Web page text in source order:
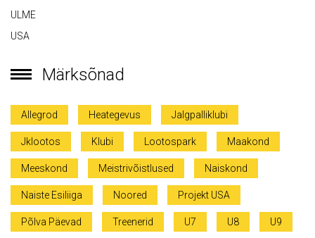
ULME
USA
Märksõnad
Allegrod Heategevus Jalgpalliklubi
Jklootos Klubi Lootospark Maakond
Meeskond Meistrivõistlused Naiskond
Naiste Esiliiga Noored Projekt USA
Põlva Päevad Treenerid U7 U8 U9